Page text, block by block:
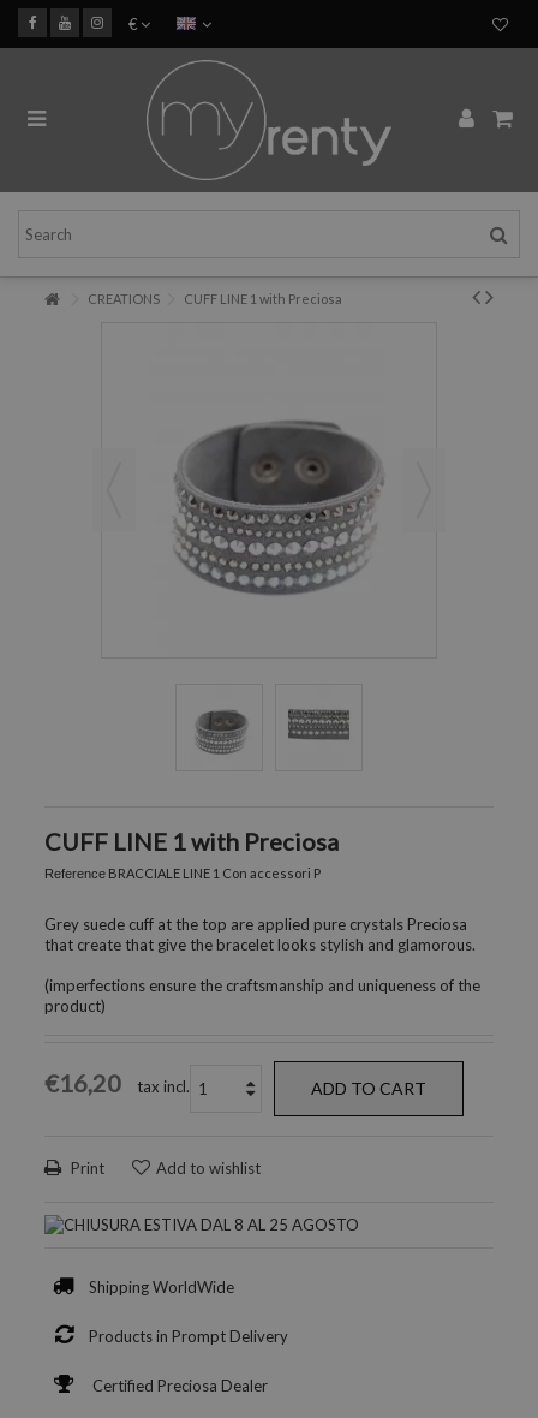
€
CREATIONS CUFF LINE 1 with Preciosa
CUFF LINE 1 with Preciosa
Reference BRACCIALE LINE 1 Con accessori P
Grey suede cuff at the top are applied pure crystals Preciosa
that create that give the bracelet looks stylish and glamorous.
(imperfections ensure the craftsmanship and uniqueness of the
product)
€16,20 tax incl. ADD TO CART
Print Add to wishlist
Shipping WorldWide
Products in Prompt Delivery
Certified Preciosa Dealer